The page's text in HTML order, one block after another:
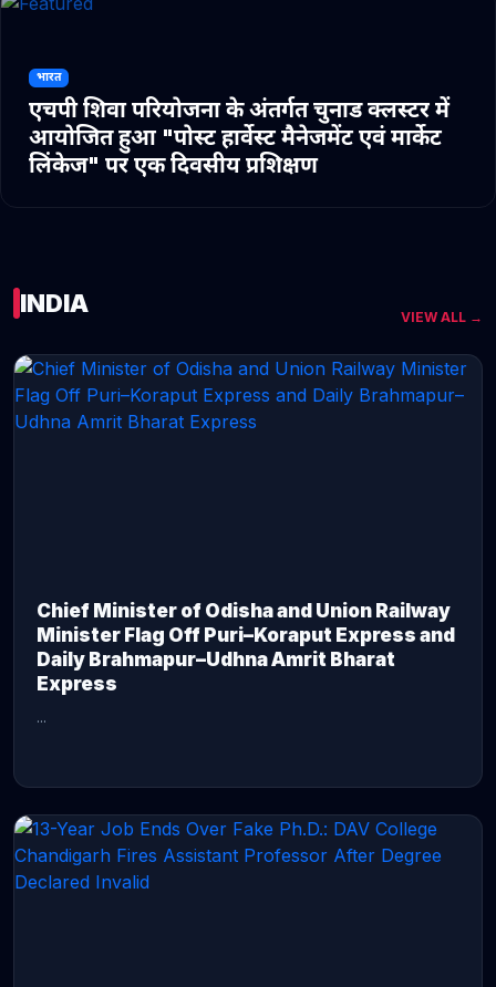
भारत
एचपी शिवा परियोजना के अंतर्गत चुनाड क्लस्टर में
आयोजित हुआ "पोस्ट हार्वेस्ट मैनेजमेंट एवं मार्केट
लिंकेज" पर एक दिवसीय प्रशिक्षण
INDIA VIEW ALL →
Chief Minister of Odisha and Union Railway
Minister Flag Off Puri–Koraput Express and
Daily Brahmapur–Udhna Amrit Bharat
Express
...